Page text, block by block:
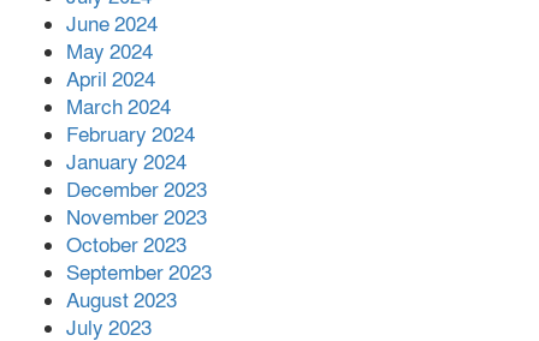
June 2024
May 2024
April 2024
March 2024
February 2024
January 2024
December 2023
November 2023
October 2023
September 2023
August 2023
July 2023